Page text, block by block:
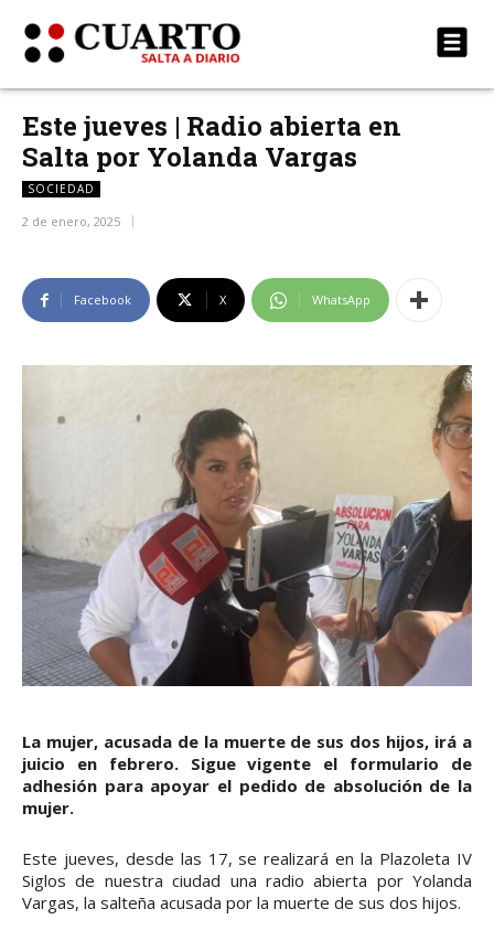
Este jueves | Radio abierta en
Salta por Yolanda Vargas
SOCIEDAD
2 de enero, 2025
Facebook X WhatsApp
La mujer, acusada de la muerte de sus dos hijos, irá a
juicio en febrero. Sigue vigente el formulario de
adhesión para apoyar el pedido de absolución de la
mujer.
Este jueves, desde las 17, se realizará en la Plazoleta IV
Siglos de nuestra ciudad una radio abierta por Yolanda
Vargas, la salteña acusada por la muerte de sus dos hijos.